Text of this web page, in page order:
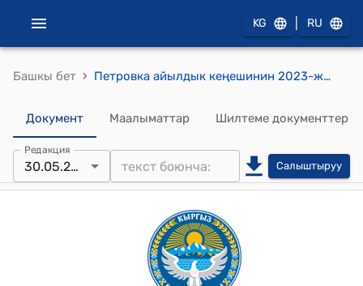
KG RU
Башкы бет › Петровка айылдык кеңешинин 2023-жылдын 30-майындагы № 110-7 "Жыл аягына калган счеттогу ашыкча акчаларды бөлүү" токтому
Документ Маалыматтар Шилтеме документтер
Редакция
30.05.2023 Салыштыруу